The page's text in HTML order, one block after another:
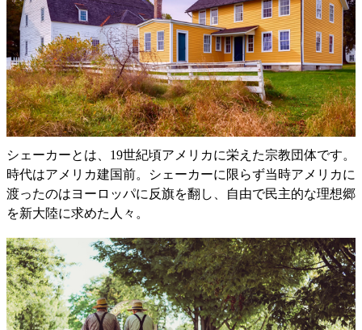
シェーカーとは、19世紀頃アメリカに栄えた宗教団体です。
時代はアメリカ建国前。シェーカーに限らず当時アメリカに
渡ったのはヨーロッパに反旗を翻し、自由で民主的な理想郷
を新大陸に求めた人々。